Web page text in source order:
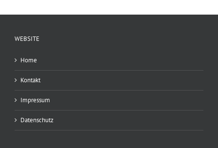
WEBSITE
Home
Kontakt
Impressum
Datenschutz